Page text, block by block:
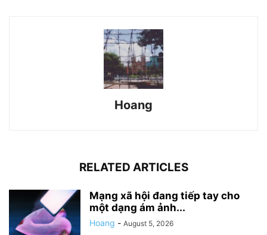
Hoang
RELATED ARTICLES
Mạng xã hội đang tiếp tay cho
một dạng ám ảnh...
Hoang - August 5, 2026